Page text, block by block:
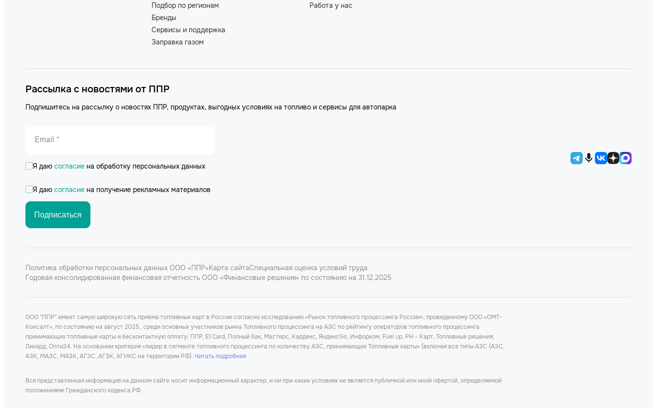
Подбор по регионам
Бренды
Сервисы и поддержка
Заправка газом
Работа у нас
Рассылка с новостями от ППР
Подпишитесь на рассылку о новостях ППР, продуктах, выгодных условиях на топливо и сервисы для автопарка
Email *
Я даю согласие на обработку персональных данных
Я даю согласие на получение рекламных материалов
Подписаться
Политика обработки персональных данных ООО «ППР»Карта сайтаСпециальная оценка условий труда
Годовая консолидированная финансовая отчетность ООО «Финансовые решения» по состоянию на 31.12.2025
ООО "ППР" имеет самую широкую сеть приема топливных карт в России согласно исследованию «Рынок топливного процессинга России», проведенному ООО «ОМТ-
Консалт», по состоянию на август 2025., среди основных участников рынка Топливного процессинга на АЗС по рейтингу операторов топливного процессинга
принимающих топливные карты и бесконтактную оплату: ППР, Е1 Card, Полный бак, Мастерс, Кардекс, ЯндексGo, Инфорком, Fuel up, РН - Карт, Топливные решения,
Ликард, Опти24. На основании критерия «лидер в сегменте топливного процессинга по количеству АЗС, принимающих Топливные карты» (включая все типы АЗС (АЗС,
АЗК, МАЗС, МАЗК, АГЗС, АГЗК, АГНКС на территории РФ). Читать подробнее
Вся представленная информация на данном сайте носит информационный характер, и ни при каких условиях не является публичной или иной офертой, определяемой
положениями Гражданского кодекса РФ.